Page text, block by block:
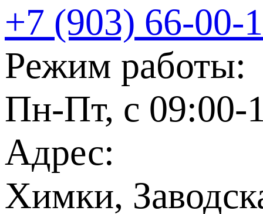
+7 (903) 66-00-
Режим работы:
Пн-Пт, с 09:00-
Адрес:
Химки,